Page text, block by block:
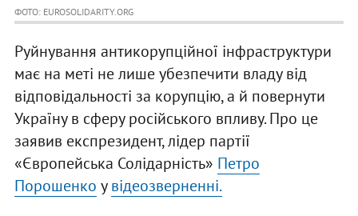
ФОТО: EUROSOLIDARITY.ORG
Руйнування антикорупційної інфраструктури
має на меті не лише убезпечити владу від
відповідальності за корупцію, а й повернути
Україну в сферу російського впливу. Про це
заявив експрезидент, лідер партії
«Європейська Солідарність» Петро
Порошенко увідеозверненні.